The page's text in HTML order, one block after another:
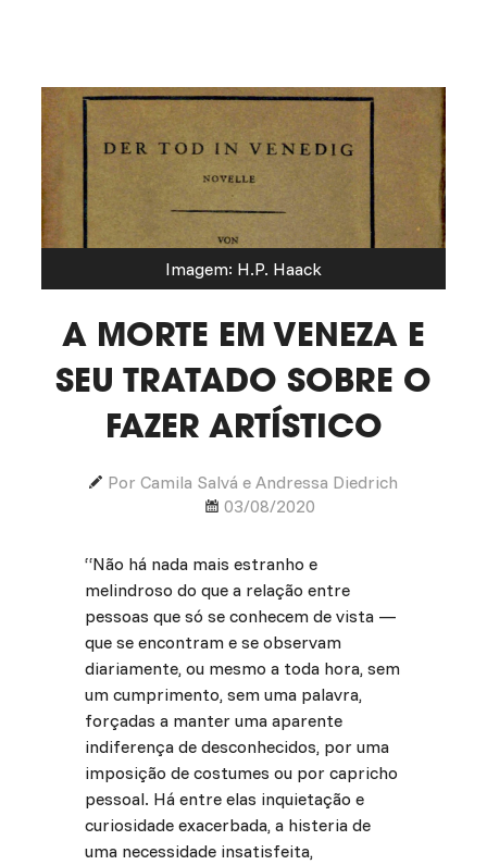
Imagem: H.P. Haack
A MORTE EM VENEZA E
SEU TRATADO SOBRE O
FAZER ARTÍSTICO
Por Camila Salvá e Andressa Diedrich
03/08/2020
“Não há nada mais estranho e
melindroso do que a relação entre
pessoas que só se conhecem de vista —
que se encontram e se observam
diariamente, ou mesmo a toda hora, sem
um cumprimento, sem uma palavra,
forçadas a manter uma aparente
indiferença de desconhecidos, por uma
imposição de costumes ou por capricho
pessoal. Há entre elas inquietação e
curiosidade exacerbada, a histeria de
uma necessidade insatisfeita,